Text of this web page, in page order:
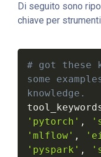
Di seguito sono
chiave per
# got these
some
knowledge.
'pytorch' ,
'mlflow' ,
'pyspark' ,